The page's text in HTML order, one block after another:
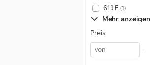
613 E(1)
Mehr anzeigen
Preis:
-